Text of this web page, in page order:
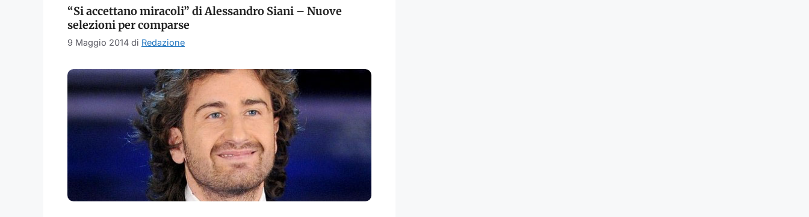
“Si accettano miracoli” di Alessandro Siani – Nuove
selezioni per comparse
9 Maggio 2014 di Redazione